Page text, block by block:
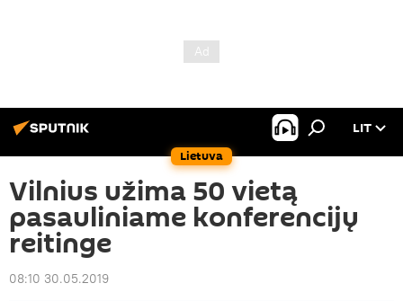
Lietuva
LIT
Vilnius užima 50 vietą
pasauliniame konferencijų
reitinge
08:10 30.05.2019